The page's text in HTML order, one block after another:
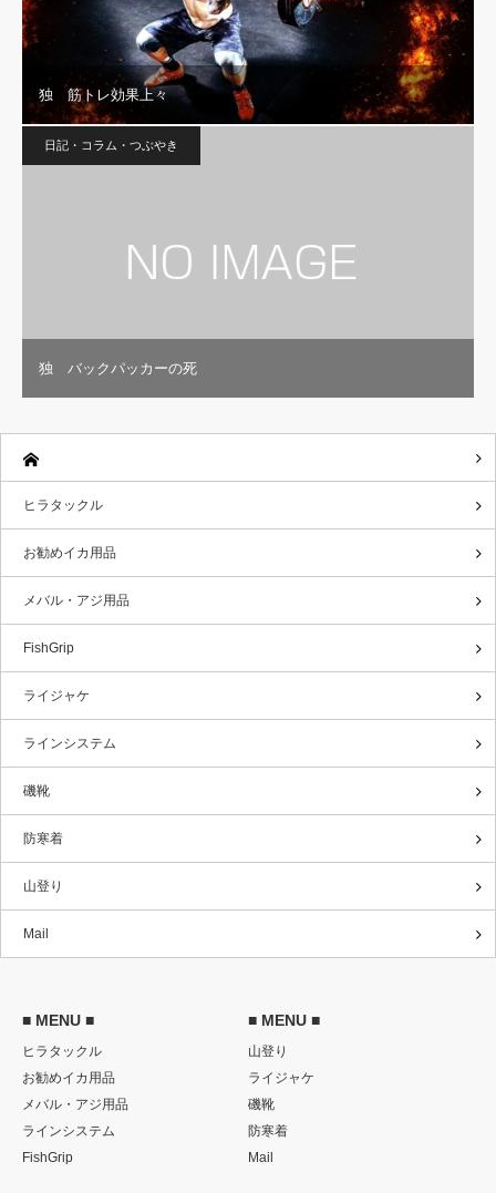
独 筋トレ効果上々
日記・コラム・つぶやき
独 バックパッカーの死
ヒラタックル
お勧めイカ用品
メバル・アジ用品
FishGrip
ライジャケ
ラインシステム
磯靴
防寒着
山登り
Mail
■ MENU ■
ヒラタックル
お勧めイカ用品
メバル・アジ用品
ラインシステム
FishGrip
■ MENU ■
山登り
ライジャケ
磯靴
防寒着
Mail